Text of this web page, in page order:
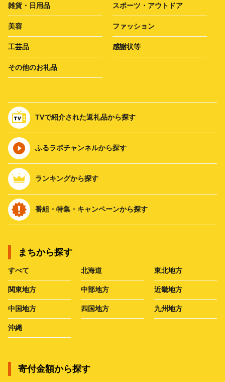
雑貨・日用品 スポーツ・アウトドア
美容 ファッション
工芸品 感謝状等
その他のお礼品
TVで紹介された返礼品から探す
ふるラボチャンネルから探す
ランキングから探す
番組・特集・キャンペーンから探す
まちから探す
すべて 北海道 東北地方
関東地方 中部地方 近畿地方
中国地方 四国地方 九州地方
沖縄
寄付金額から探す